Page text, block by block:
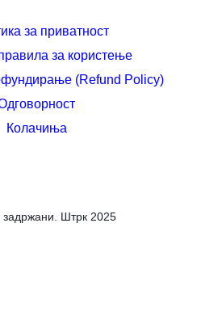
за приватност
за користење
(Refund Policy)
Колачиња
задржани. Штрк 2025